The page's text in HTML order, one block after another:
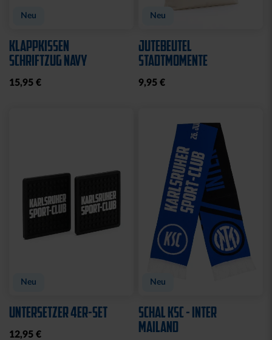
Neu
KLAPPKISSEN
SCHRIFTZUG NAVY
15,95 €
Neu
JUTEBEUTEL
STADTMOMENTE
9,95 €
Neu
UNTERSETZER 4ER-SET
12,95 €
Neu
SCHAL KSC - INTER
MAILAND